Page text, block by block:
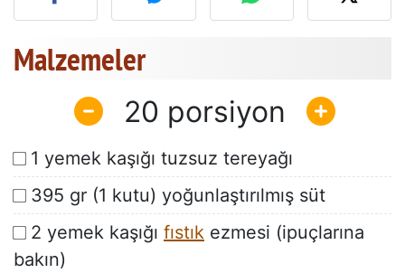
Malzemeler
20
1 yemek kaşığı tuzsuz tereyağı
395 gr (1 kutu) yoğunlaştırılmış süt
2 yemek kaşığı fıstık ezmesi (ipuçlarına
bakın)